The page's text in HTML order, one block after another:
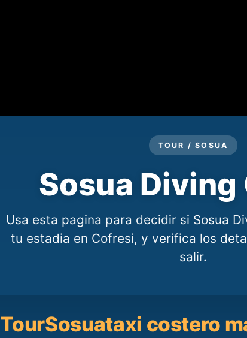
TOUR / SOSUA
Sosua Diving
Usa esta pagina para decidir si Sosua
tu estadia en Cofresi, y verifica los
salir.
TourSosuataxi costero